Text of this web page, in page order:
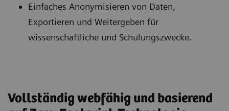
Einfaches Anonymisieren von Daten,
Exportieren und Weitergeben für
wissenschaftliche und Schulungszwecke.
Vollständig webfähig und basierend